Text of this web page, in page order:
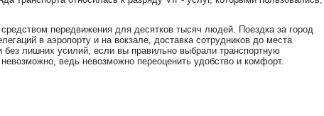
передвижения для десятков тысяч людей. Поездка за город
в аэропорту и на вокзале, доставка сотрудников до места
лишних усилий, если вы правильно выбрали транспортную
ведь невозможно переоценить удобство и комфорт.